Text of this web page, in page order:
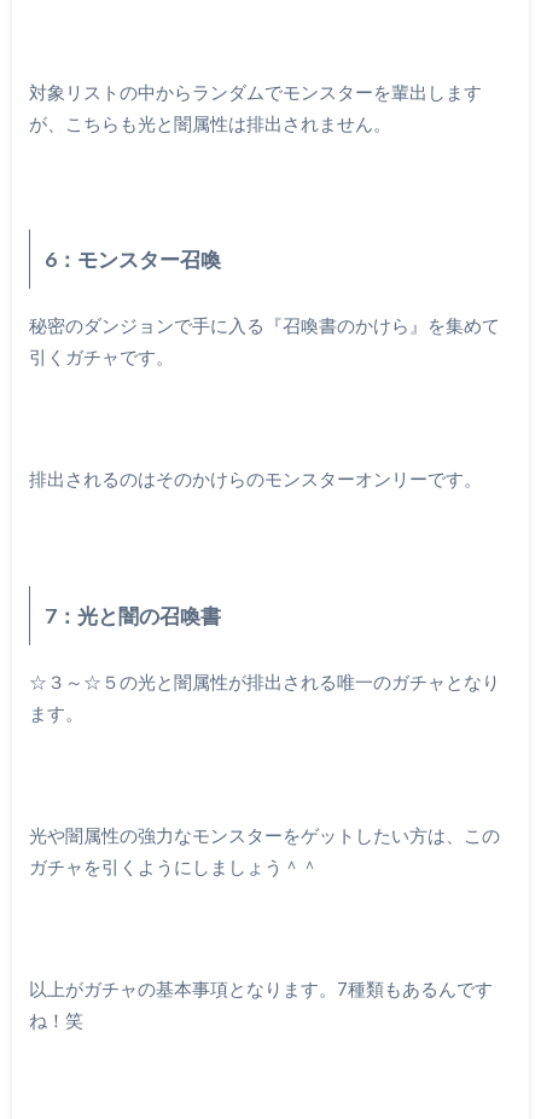
対象リストの中からランダムでモンスターを輩出します
が、こちらも光と闇属性は排出されません。
6：モンスター召喚
秘密のダンジョンで手に入る『召喚書のかけら』を集めて
引くガチャです。
排出されるのはそのかけらのモンスターオンリーです。
7：光と闇の召喚書
☆３～☆５の光と闇属性が排出される唯一のガチャとなり
ます。
光や闇属性の強力なモンスターをゲットしたい方は、この
ガチャを引くようにしましょう＾＾
以上がガチャの基本事項となります。7種類もあるんです
ね！笑